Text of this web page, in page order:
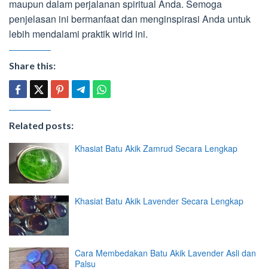
maupun dalam perjalanan spiritual Anda. Semoga
penjelasan ini bermanfaat dan menginspirasi Anda untuk
lebih mendalami praktik wirid ini.
Share this:
Related posts:
Khasiat Batu Akik Zamrud Secara Lengkap
Khasiat Batu Akik Lavender Secara Lengkap
Cara Membedakan Batu Akik Lavender Asli dan
Palsu